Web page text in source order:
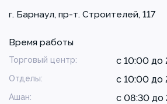
г. Барнаул, пр-т. Строителей, 117
Время работы
Торговый центр: с 10:00 до
Отделы: с 10:00 до
Ашан: с 08:30 до